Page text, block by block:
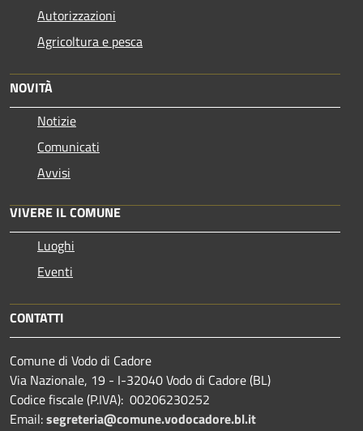
Autorizzazioni
Agricoltura e pesca
NOVITÀ
Notizie
Comunicati
Avvisi
VIVERE IL COMUNE
Luoghi
Eventi
CONTATTI
Comune di Vodo di Cadore
Via Nazionale, 19 - I-32040 Vodo di Cadore (BL)
Codice fiscale (P.IVA): 00206230252
Email:segreteria@comune.vodocadore.bl.it